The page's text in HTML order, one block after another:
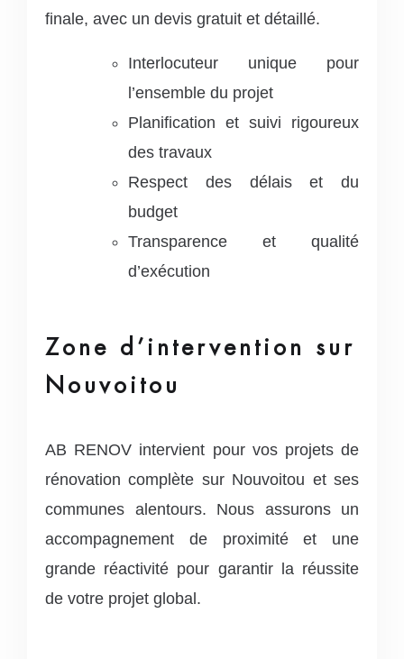
finale, avec un devis gratuit et détaillé.
Interlocuteur unique pour
l’ensemble du projet
Planification et suivi rigoureux
des travaux
Respect des délais et du
budget
Transparence et qualité
d’exécution
Zone d’intervention sur
Nouvoitou
AB RENOV intervient pour vos projets de
rénovation complète sur Nouvoitou et ses
communes alentours. Nous assurons un
accompagnement de proximité et une
grande réactivité pour garantir la réussite
de votre projet global.